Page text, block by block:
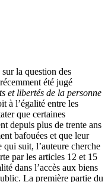
la question des
été jugé
et libertés de la personne
à l’égalité entre les
que certaines
depuis plus de trente ans
bafouées et que leur
suit, l’auteure cherche
par les articles 12 et 15
dans l’accès aux biens
La première partie du